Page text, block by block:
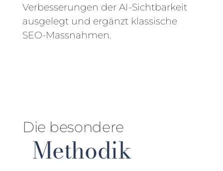
Verbesserungen der AI-Sichtbarkeit
ausgelegt und ergänzt klassische
SEO-Massnahmen.
Die besondere
Methodik